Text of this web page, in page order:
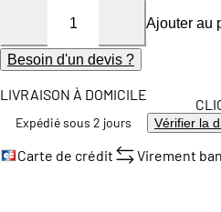
Ajouter au
Besoin d'un devis ?
LIVRAISON À DOMICILE
Expédié sous 2 jours Vérifier la
Carte de crédit Virement